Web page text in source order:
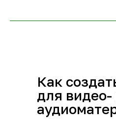
Как
для видео-